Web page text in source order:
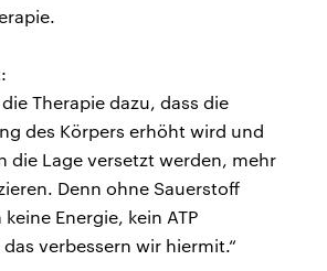
Therapie dazu, dass die
des Körpers erhöht wird und
die Lage versetzt werden, mehr
Denn ohne Sauerstoff
Energie, kein ATP
verbessern wir hiermit.“